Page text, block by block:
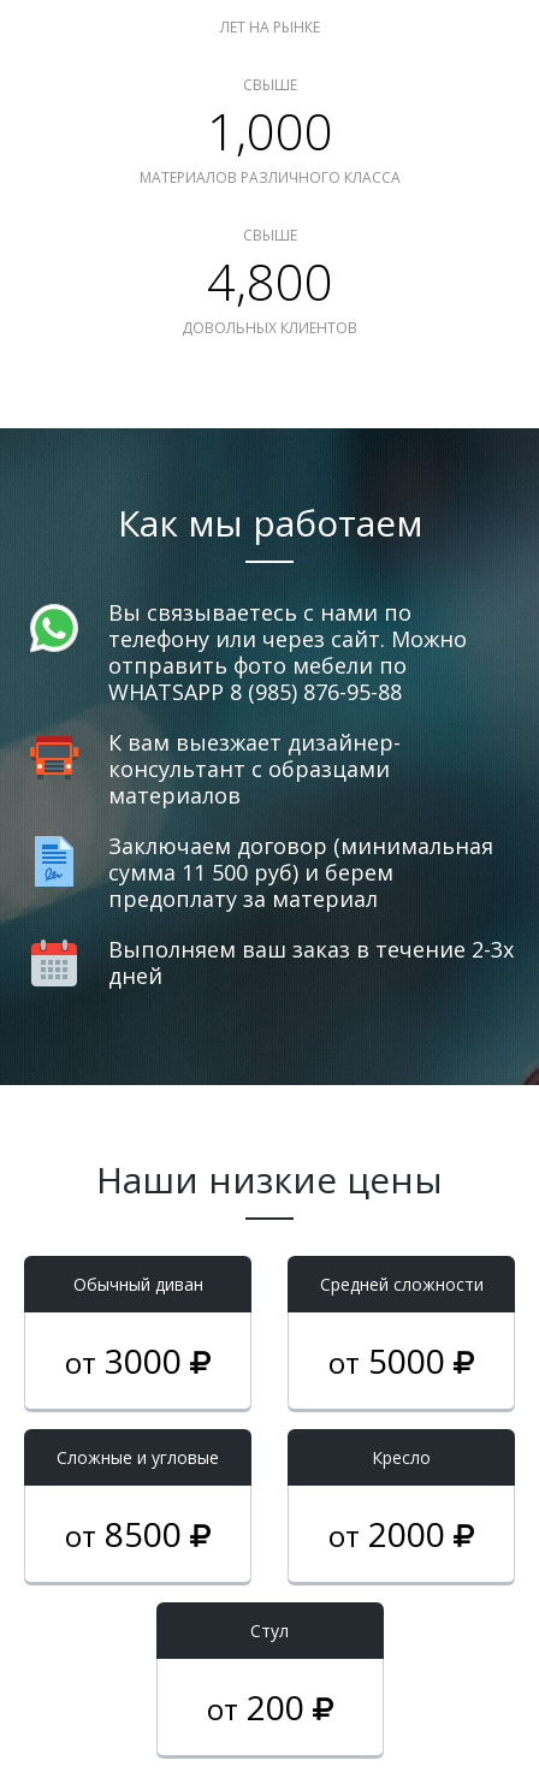
ЛЕТ НА РЫНКЕ
СВЫШЕ
1,000
МАТЕРИАЛОВ РАЗЛИЧНОГО КЛАССА
СВЫШЕ
4,800
ДОВОЛЬНЫХ КЛИЕНТОВ
Как мы работаем
Вы связываетесь с нами по
телефону или через сайт. Можно
отправить фото мебели по
WHATSAPP 8 (985) 876-95-88
К вам выезжает дизайнер-
консультант с образцами
материалов
Заключаем договор (минимальная
сумма 11 500 руб) и берем
предоплату за материал
Выполняем ваш заказ в течение 2-3х
дней
Наши низкие цены
Обычный диван
от 3000
Средней сложности
от 5000
Cложные и угловые
от 8500
Кресло
от 2000
Стул
от 200